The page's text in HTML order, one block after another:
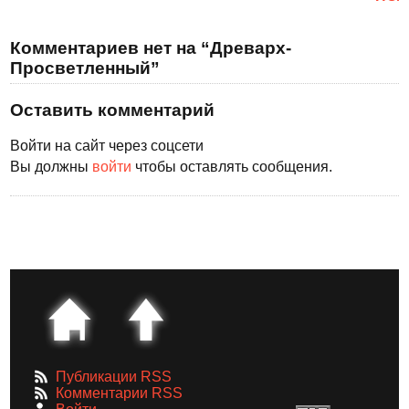
Комментариев нет на “Древарх-
Просветленный”
Оставить комментарий
Войти на сайт через соцсети
Вы должны войти чтобы оставлять сообщения.
Публикации RSS
Комментарии RSS